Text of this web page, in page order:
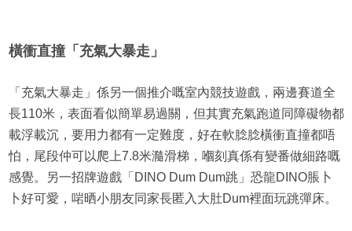
橫衝直撞「充氣大暴走」
「充氣大暴走」係另一個推介嘅室內競技遊戲，兩邊賽道全
長110米，表面看似簡單易過關，但其實充氣跑道同障礙物都
載浮載沉，要用力都有一定難度，好在軟腍腍橫衝直撞都唔
怕，尾段仲可以爬上7.8米瀡滑梯，嗰刻真係有變番做細路嘅
感覺。另一招牌遊戲「DINO Dum Dum跳」恐龍DINO脹卜
卜好可愛，啱晒小朋友同家長匿入大肚Dum裡面玩跳彈床。